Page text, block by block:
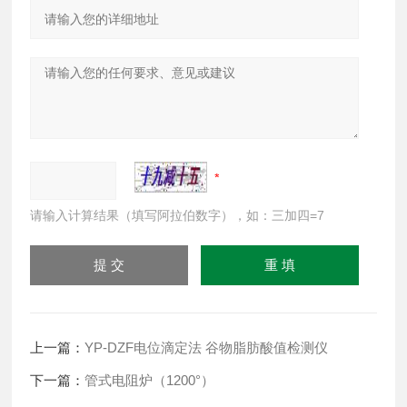
请输入计算结果（填写阿拉伯数字），如：三加四=7
上一篇：YP-DZF电位滴定法 谷物脂肪酸值检测仪
下一篇：管式电阻炉（1200°）